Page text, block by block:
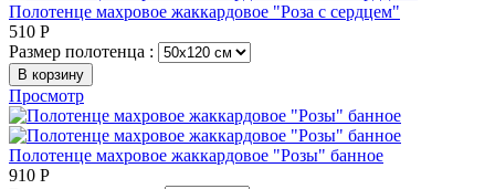
Полотенце махровое жаккардовое "Роза с сердцем"
510 Р
Размер полотенца :
В корзину
Просмотр
Полотенце махровое жаккардовое "Розы" банное
910 Р